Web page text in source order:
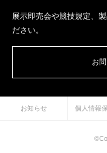
展示即売会や競技規定、製
ださい。
お
お知らせ 個人情報